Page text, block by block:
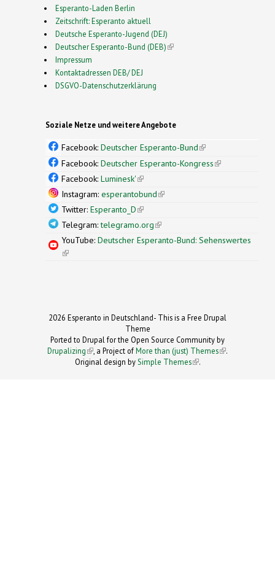
Esperanto-Laden Berlin
Zeitschrift: Esperanto aktuell
Deutsche Esperanto-Jugend (DEJ)
Deutscher Esperanto-Bund (DEB)(link is external)
Impressum
Kontaktadressen DEB/ DEJ
DSGVO-Datenschutzerklärung
Soziale Netze und weitere Angebote
Facebook: Deutscher Esperanto-Bund(link is
external)
Facebook: Deutscher Esperanto-Kongress(link is
Facebook: Luminesk'(link is external)
Instagram: esperantobund(link is external)
Twitter: Esperanto_D(link is external)
Telegram:telegramo.org(link is external)
YouTube: Deutscher Esperanto-Bund: Sehenswertes
(link is external)
2026 Esperanto in Deutschland- This is a Free Drupal
Theme
Ported to Drupal for the Open Source Community by
Drupalizing(link is external)
, a Project ofMore than (just) Themes (link is
.
Original design bySimple Themes
(link is
.